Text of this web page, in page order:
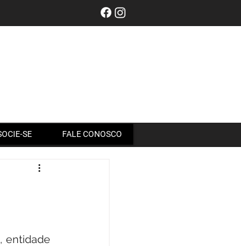
SE FALE CONOSCO
entidade